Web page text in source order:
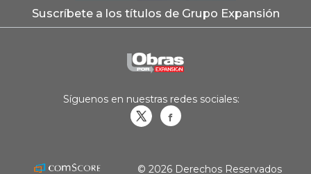
Suscríbete a los títulos de Grupo Expansión
Síguenos en nuestras redes sociales:
© 2026 Derechos Reservados